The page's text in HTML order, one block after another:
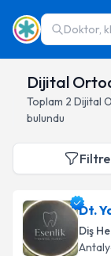
Doktor,
Dijital
Toplam 2 Dijital
bulundu
Dt.
Diş